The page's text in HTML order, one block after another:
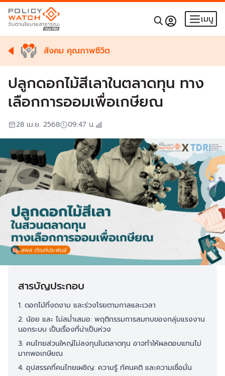
เมนู
สังคม คุณภาพชีวิต
ปลูกดอกไม้สีเลาในตลาดทุน ทาง
เลือกการออมเพื่อเกษียณ
28 เม.ย. 2568 09:47 น.
สารบัญประกอบ
1. ดอกไม้ที่งดงาม และร่วงโรยตามกาลและเวลา
2. น้อย และ ไม่สม่ำเสมอ: พฤติกรรมการสมทบของกลุ่มแรงงาน
นอกระบบ เป็นเรื่องที่น่าเป็นห่วง
3. คนไทยส่วนใหญ่ไม่ลงทุนในตลาดทุน อาจทำให้ผลตอบแทนไม่
มากพอเกษียณ
4. อุปสรรคที่คนไทยเผชิญ: ความรู้ ทัศนคติ และความเชื่อมั่น